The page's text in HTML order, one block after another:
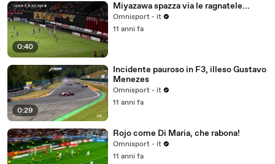
0:40
Miyazawa spazza via le ragnatele...
Omnisport - it
11 anni fa
0:29
Incidente pauroso in F3, illeso Gustavo
Menezes
Omnisport - it
11 anni fa
Rojo come Di Maria, che rabona!
Omnisport - it
11 anni fa